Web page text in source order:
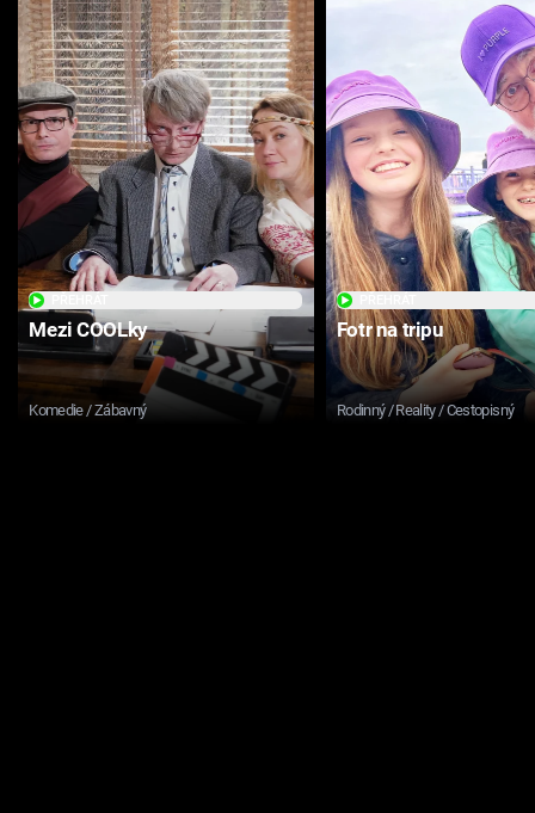
Mezi COOLky
Komedie / Zábavný
Fotr na tripu
Rodinný / Reality / Cestopisný